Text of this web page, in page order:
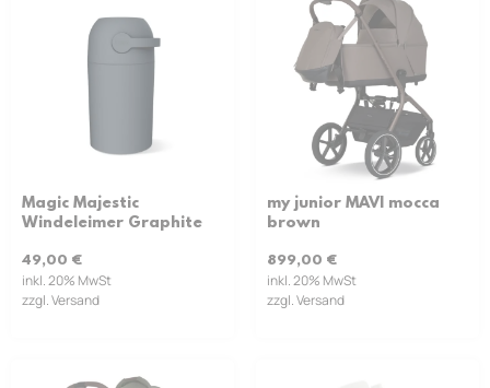
Magic Majestic
Windeleimer Graphite
49,00 €
inkl. 20% MwSt
zzgl. Versand
my junior MAVI mocca
brown
899,00 €
inkl. 20% MwSt
zzgl. Versand